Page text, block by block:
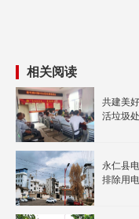
相关阅读
共建美
活垃圾
永仁县
排除用